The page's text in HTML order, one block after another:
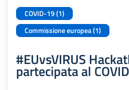
COVID-19 (1)
Commissione europea (1)
#EUvsVIRUS
partecipata al